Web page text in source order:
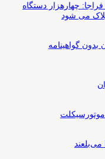
چهارهزار دستگاه
می شود
گواهینامه